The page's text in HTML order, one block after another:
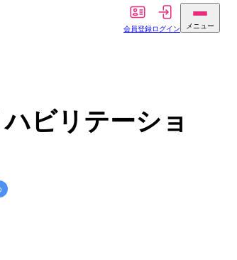
会員登録ログイン メニュー
ビリテーショ